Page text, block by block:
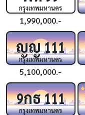
กรุงเทพมหานคร
1,990,000.-
ญญ111
กรุงเทพมหานคร
5,100,000.-
9กธ111
กรุงเทพมหานคร